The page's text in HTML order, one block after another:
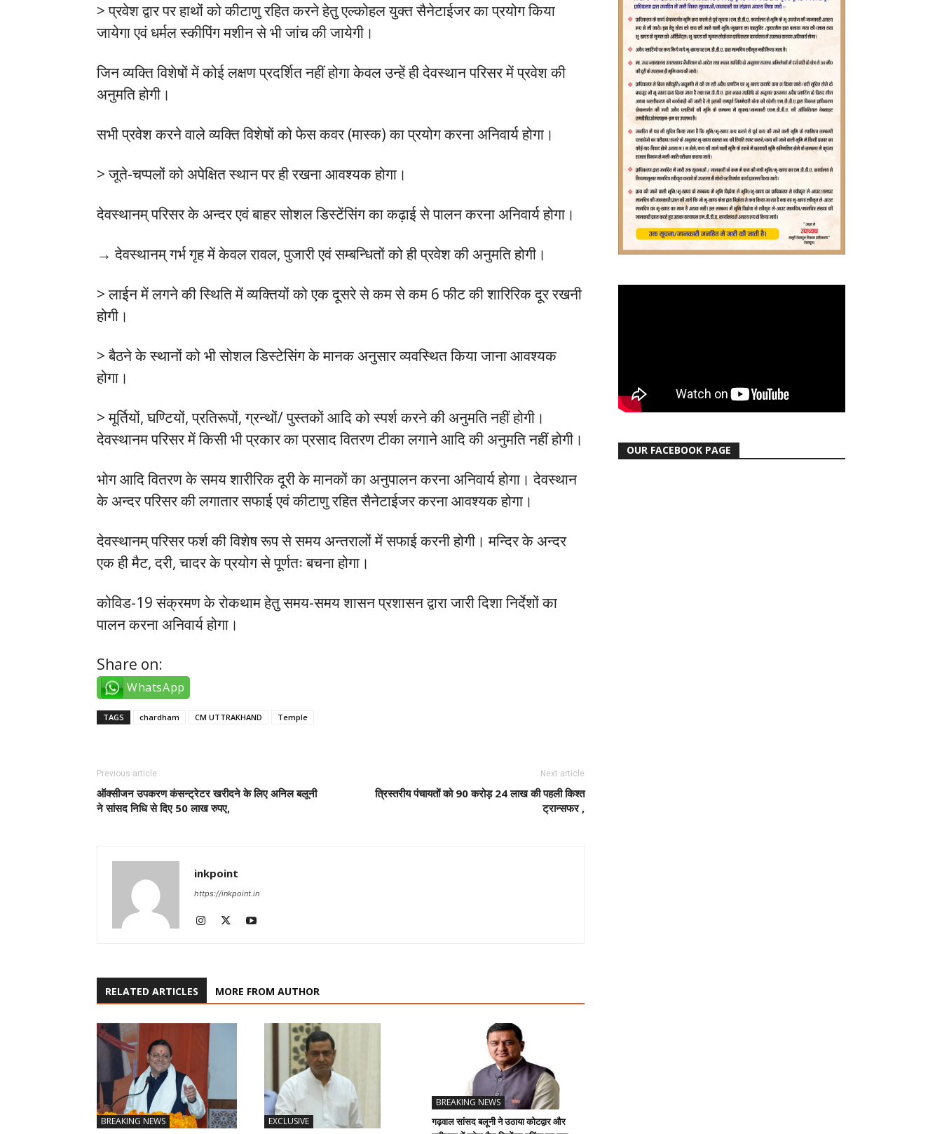
> प्रवेश द्वार पर हाथों को कीटाणु रहित करने हेतु एल्कोहल युक्त सैनेटाईजर का प्रयोग किया
जायेगा एवं धर्मल स्कीपिंग मशीन से भी जांच की जायेगी।
जिन व्यक्ति विशेषों में कोई लक्षण प्रदर्शित नहीं होगा केवल उन्हें ही देवस्थान परिसर में प्रवेश की
अनुमति होगी।
सभी प्रवेश करने वाले व्यक्ति विशेषों को फेस कवर (मास्क) का प्रयोग करना अनिवार्य होगा।
> जूते-चप्पलों को अपेक्षित स्थान पर ही रखना आवश्यक होगा।
देवस्थानम् परिसर के अन्दर एवं बाहर सोशल डिस्टेंसिंग का कढ़ाई से पालन करना अनिवार्य होगा।
→ देवस्थानम् गर्भ गृह में केवल रावल, पुजारी एवं सम्बन्धितों को ही प्रवेश की अनुमति होगी।
> लाईन में लगने की स्थिति में व्यक्तियों को एक दूसरे से कम से कम 6 फीट की शारिरिक दूर रखनी
होगी।
> बैठने के स्थानों को भी सोशल डिस्टेसिंग के मानक अनुसार व्यवस्थित किया जाना आवश्यक
होगा।
> मूर्तियों, घण्टियों, प्रतिरूपों, ग्रन्थों/ पुस्तकों आदि को स्पर्श करने की अनुमति नहीं होगी।
देवस्थानम परिसर में किसी भी प्रकार का प्रसाद वितरण टीका लगाने आदि की अनुमति नहीं होगी।
भोग आदि वितरण के समय शारीरिक दूरी के मानकों का अनुपालन करना अनिवार्य होगा। देवस्थान
के अन्दर परिसर की लगातार सफाई एवं कीटाणु रहित सैनेटाईजर करना आवश्यक होगा।
देवस्थानम् परिसर फर्श की विशेष रूप से समय अन्तरालों में सफाई करनी होगी। मन्दिर के अन्दर
एक ही मैट, दरी, चादर के प्रयोग से पूर्णतः बचना होगा।
कोविड-19 संक्रमण के रोकथाम हेतु समय-समय शासन प्रशासन द्वारा जारी दिशा निर्देशों का
पालन करना अनिवार्य होगा।
Share on:
WhatsApp
TAGS chardham CM UTTRAKHAND Temple
Previous article
ऑक्सीजन उपकरण कंसन्ट्रेटर खरीदने के लिए अनिल बलूनी
ने सांसद निधि से दिए 50 लाख रुपए,
Next article
त्रिस्तरीय पंचायतों को 90 करोड़ 24 लाख की पहली किश्त
ट्रान्सफर ,
inkpoint
https://inkpoint.in
RELATED ARTICLES MORE FROM AUTHOR
BREAKING NEWS EXCLUSIVE
BREAKING NEWS
गढ़वाल सांसद बलूनी ने उठाया कोटद्वार और
OUR FACEBOOK PAGE